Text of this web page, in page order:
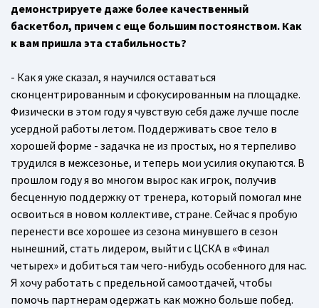
демонстрируете даже более качественный
баскетбол, причем с еще большим постоянством. Как
к вам пришла эта стабильность?
- Как я уже сказал, я научился оставаться
сконцентрированным и сфокусированным на площадке.
Физически в этом году я чувствую себя даже лучше после
усердной работы летом. Поддерживать свое тело в
хорошей форме - задачка не из простых, но я терпеливо
трудился в межсезонье, и теперь мои усилия окупаются. В
прошлом году я во многом вырос как игрок, получив
бесценную поддержку от тренера, который помогал мне
освоиться в новом коллективе, стране. Сейчас я пробую
перенести все хорошее из сезона минувшего в сезон
нынешний, стать лидером, выйти с ЦСКА в «Финал
четырех» и добиться там чего-нибудь особенного для нас.
Я хочу работать с предельной самоотдачей, чтобы
помочь партнерам одержать как можно больше побед.